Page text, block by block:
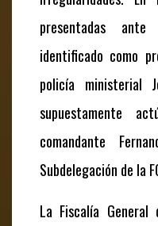
presentadas
identificado como
policía ministerial
supuestamente
comandante
Subdelegación de la
La Fiscalía